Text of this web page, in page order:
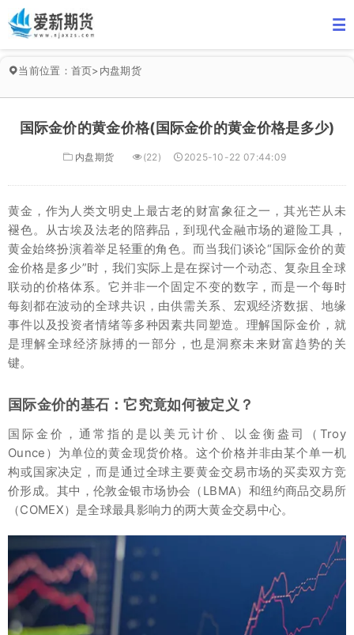
当前位置： 首页>内盘期货
国际金价的黄金价格(国际金价的黄金价格是多少)
内盘期货 (22) 2025-10-22 07:44:09
黄金，作为人类文明史上最古老的财富象征之一，其光芒从未
褪色。从古埃及法老的陪葬品，到现代金融市场的避险工具，
黄金始终扮演着举足轻重的角色。而当我们谈论“国际金价的黄
金价格是多少”时，我们实际上是在探讨一个动态、复杂且全球
联动的价格体系。它并非一个固定不变的数字，而是一个每时
每刻都在波动的全球共识，由供需关系、宏观经济数据、地缘
事件以及投资者情绪等多种因素共同塑造。理解国际金价，就
是理解全球经济脉搏的一部分，也是洞察未来财富趋势的关
键。
国际金价的基石：它究竟如何被定义？
国际金价，通常指的是以美元计价、以金衡盎司（Troy
Ounce）为单位的黄金现货价格。这个价格并非由某个单一机
构或国家决定，而是通过全球主要黄金交易市场的买卖双方竞
价形成。其中，伦敦金银市场协会（LBMA）和纽约商品交易所
（COMEX）是全球最具影响力的两大黄金交易中心。